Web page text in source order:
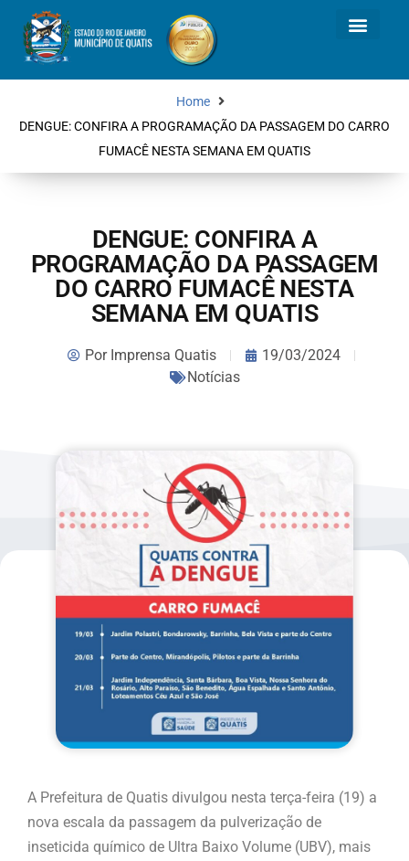
Home
DENGUE: CONFIRA A PROGRAMAÇÃO DA PASSAGEM DO CARRO
FUMACÊ NESTA SEMANA EM QUATIS
DENGUE: CONFIRA A
PROGRAMAÇÃO DA PASSAGEM
DO CARRO FUMACÊ NESTA
SEMANA EM QUATIS
PorImprensa Quatis
19/03/2024
Notícias
A Prefeitura de Quatis divulgou nesta terça-feira (19) a
nova escala da passagem da pulverização de
inseticida químico de Ultra Baixo Volume (UBV), mais